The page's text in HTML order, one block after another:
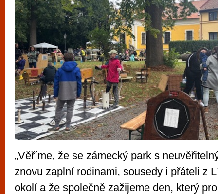
„Věříme, že se zámecký park s
znovu zaplní rodinami, sousedy i přáteli z
okolí a že společně zažijeme den, který